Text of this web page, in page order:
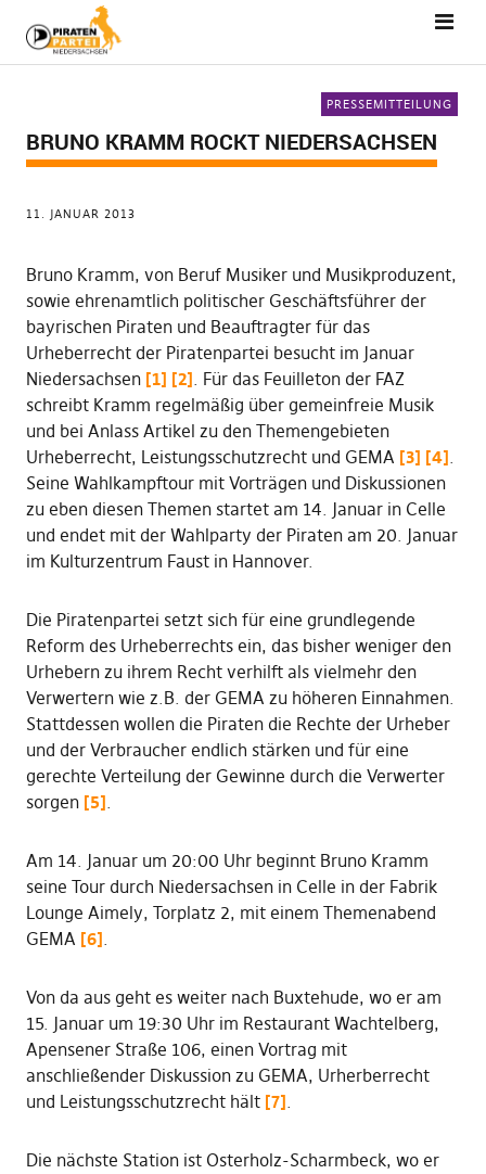
PRESSEMITTEILUNG
BRUNO KRAMM ROCKT NIEDERSACHSEN
11. JANUAR 2013
Bruno Kramm, von Beruf Musiker und Musikproduzent,
sowie ehrenamtlich politischer Geschäftsführer der
bayrischen Piraten und Beauftragter für das
Urheberrecht der Piratenpartei besucht im Januar
Niedersachsen [1] [2]. Für das Feuilleton der FAZ
schreibt Kramm regelmäßig über gemeinfreie Musik
und bei Anlass Artikel zu den Themengebieten
Urheberrecht, Leistungsschutzrecht und GEMA [3] [4].
Seine Wahlkampftour mit Vorträgen und Diskussionen
zu eben diesen Themen startet am 14. Januar in Celle
und endet mit der Wahlparty der Piraten am 20. Januar
im Kulturzentrum Faust in Hannover.
Die Piratenpartei setzt sich für eine grundlegende
Reform des Urheberrechts ein, das bisher weniger den
Urhebern zu ihrem Recht verhilft als vielmehr den
Verwertern wie z.B. der GEMA zu höheren Einnahmen.
Stattdessen wollen die Piraten die Rechte der Urheber
und der Verbraucher endlich stärken und für eine
gerechte Verteilung der Gewinne durch die Verwerter
sorgen [5].
Am 14. Januar um 20:00 Uhr beginnt Bruno Kramm
seine Tour durch Niedersachsen in Celle in der Fabrik
Lounge Aimely, Torplatz 2, mit einem Themenabend
GEMA [6].
Von da aus geht es weiter nach Buxtehude, wo er am
15. Januar um 19:30 Uhr im Restaurant Wachtelberg,
Apensener Straße 106, einen Vortrag mit
anschließender Diskussion zu GEMA, Urherberrecht
und Leistungsschutzrecht hält [7].
Die nächste Station ist Osterholz-Scharmbeck, wo er